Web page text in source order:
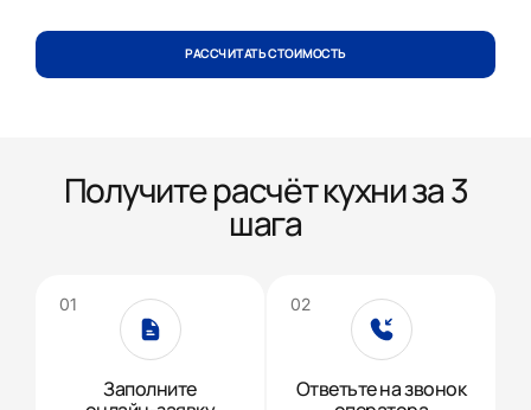
РАССЧИТАТЬ СТОИМОСТЬ
Получите расчёт кухни за 3
шага
Заполните
Ответьте на звонок